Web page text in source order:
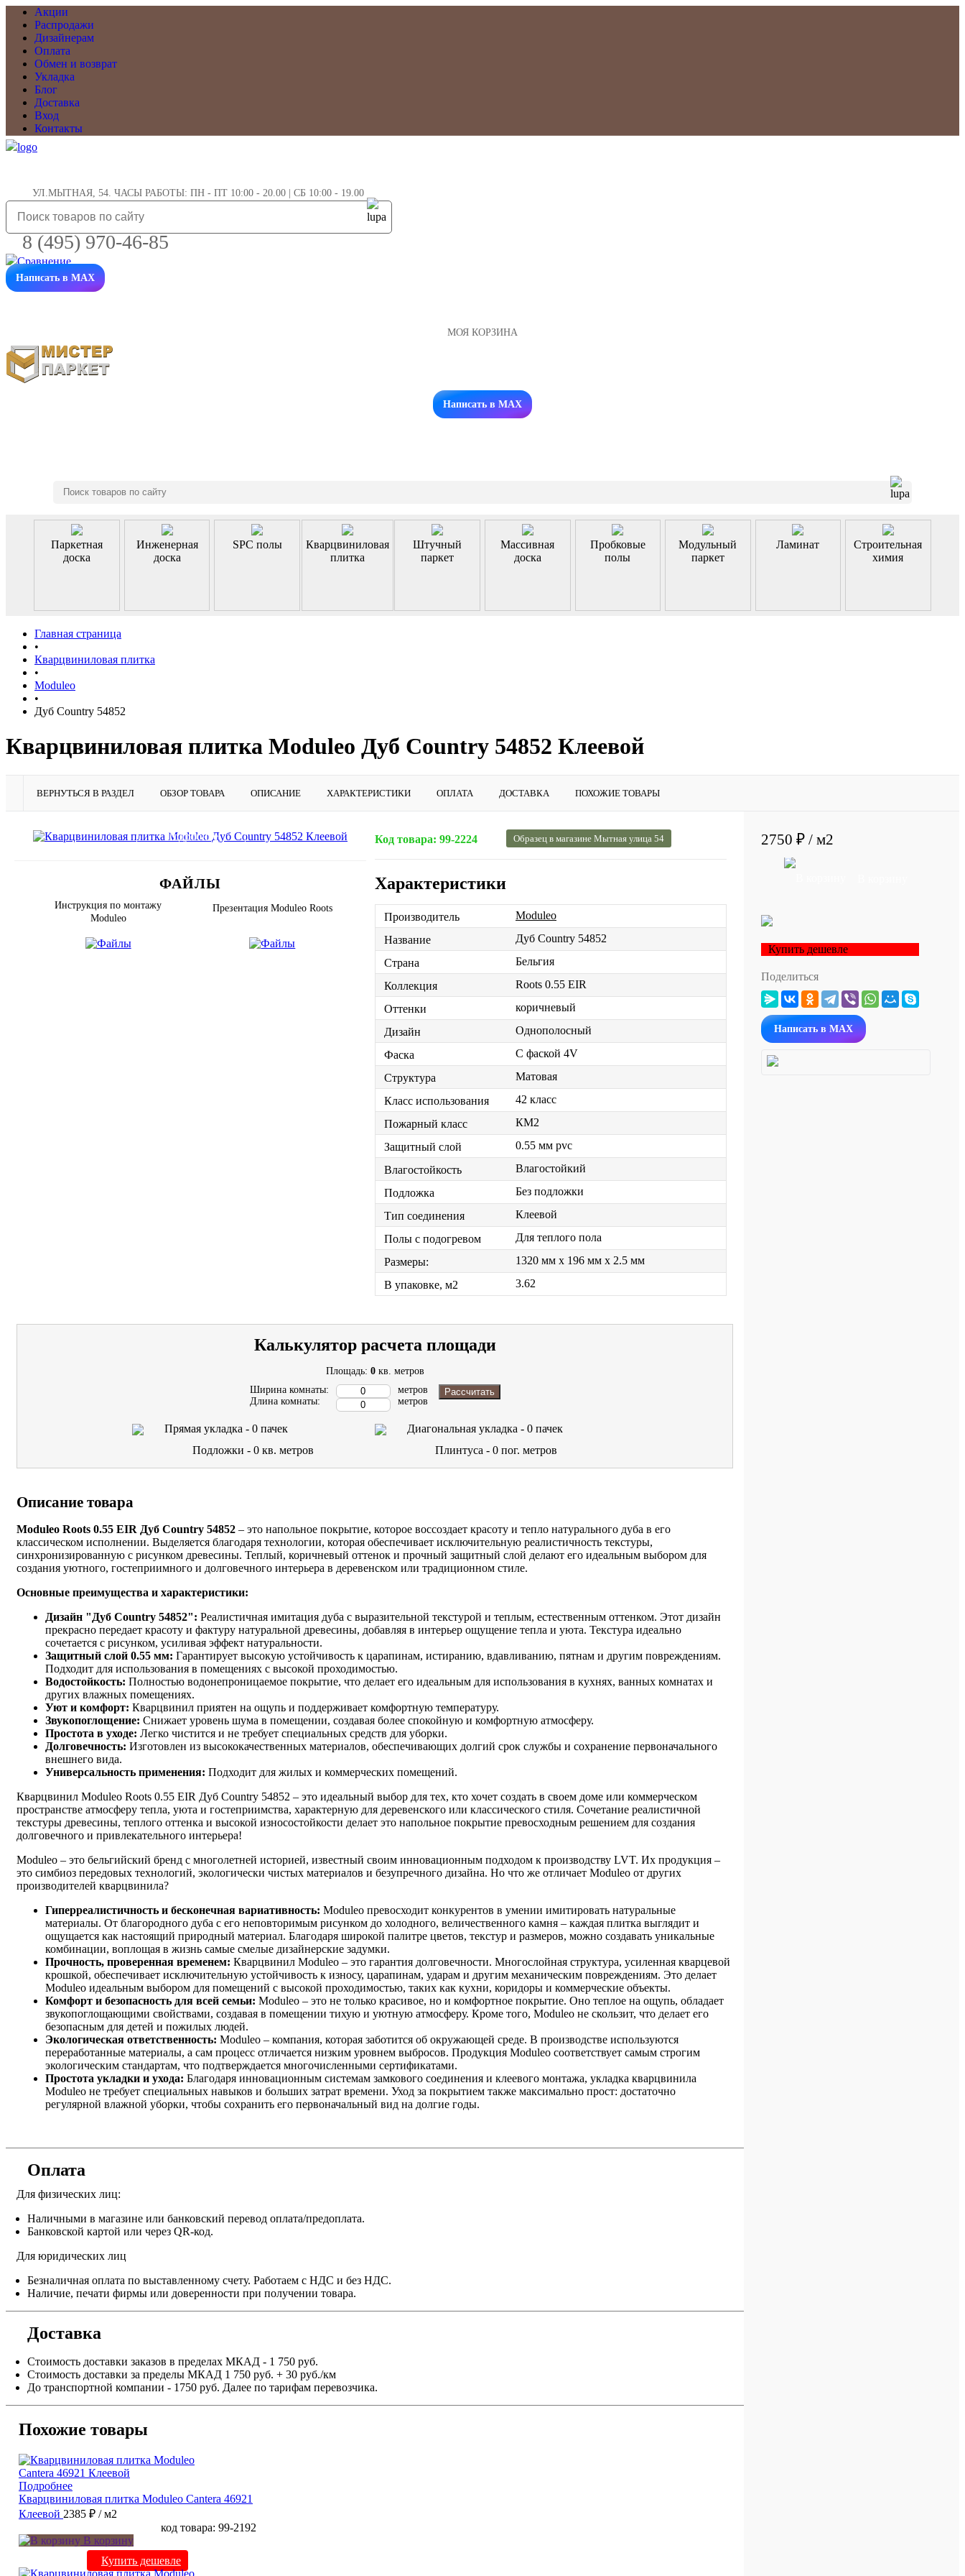
Акции
Распродажи
Дизайнерам
Оплата
Обмен и возврат
Укладка
Блог
Доставка
Вход
Контакты
УЛ.МЫТНАЯ, 54. ЧАСЫ РАБОТЫ: ПН - ПТ 10:00 - 20.00 | СБ 10:00 - 19.00
8 (495) 970-46-85
Написать в MAX
МОЯ КОРЗИНА
Заказать звонок
Написать в MAX
Паркетная
доска
Инженерная
доска
SPC полы
Кварцвиниловая
плитка
Штучный
паркет
Массивная
доска
Пробковые
полы
Модульный
паркет
Ламинат
Строительная
химия
Главная страница
•
Кварцвиниловая плитка
•
Moduleo
•
Дуб Country 54852
Кварцвиниловая плитка Moduleo Дуб Country 54852 Клеевой
ВЕРНУТЬСЯ В РАЗДЕЛ ОБЗОР ТОВАРА ОПИСАНИЕ ХАРАКТЕРИСТИКИ ОПЛАТА ДОСТАВКА ПОХОЖИЕ ТОВАРЫ
Подробнее
ФАЙЛЫ
Инструкция по монтажу
Moduleo
Презентация Moduleo Roots
Код товара: 99-2224 Образец в магазине Мытная улица 54
Характеристики
Производитель
Moduleo
Название
Дуб Country 54852
Страна
Бельгия
Коллекция
Roots 0.55 EIR
Оттенки
коричневый
Дизайн
Однополосный
Фаска
С фаской 4V
Структура
Матовая
Класс использования
42 класс
Пожарный класс
КМ2
Защитный слой
0.55 мм pvc
Влагостойкость
Влагостойкий
Подложка
Без подложки
Тип соединения
Клеевой
Полы с подогревом
Для теплого пола
Размеры:
1320 мм x 196 мм x 2.5 мм
В упаковке, м2
3.62
Калькулятор расчета площади
Площадь: 0 кв. метров
Ширина комнаты:
Длина комнаты:
метров
метров
Рассчитать
Прямая укладка - 0 пачек Диагональная укладка - 0 пачек
Подложки -0кв. метров Плинтуса -0пог. метров
Описание товара
Moduleo Roots 0.55 EIR Дуб Country 54852 – это напольное покрытие, которое воссоздает красоту и тепло натурального дуба в его
классическом исполнении. Выделяется благодаря технологии, которая обеспечивает исключительную реалистичность текстуры,
синхронизированную с рисунком древесины. Теплый, коричневый оттенок и прочный защитный слой делают его идеальным выбором для
создания уютного, гостеприимного и долговечного интерьера в деревенском или традиционном стиле.
Основные преимущества и характеристики:
Дизайн "Дуб Country 54852": Реалистичная имитация дуба с выразительной текстурой и теплым, естественным оттенком. Этот дизайн
прекрасно передает красоту и фактуру натуральной древесины, добавляя в интерьер ощущение тепла и уюта. Текстура идеально
сочетается с рисунком, усиливая эффект натуральности.
Защитный слой 0.55 мм: Гарантирует высокую устойчивость к царапинам, истиранию, вдавливанию, пятнам и другим повреждениям.
Подходит для использования в помещениях с высокой проходимостью.
Водостойкость: Полностью водонепроницаемое покрытие, что делает его идеальным для использования в кухнях, ванных комнатах и
других влажных помещениях.
Уют и комфорт: Кварцвинил приятен на ощупь и поддерживает комфортную температуру.
Звукопоглощение: Снижает уровень шума в помещении, создавая более спокойную и комфортную атмосферу.
Простота в уходе: Легко чистится и не требует специальных средств для уборки.
Долговечность: Изготовлен из высококачественных материалов, обеспечивающих долгий срок службы и сохранение первоначального
внешнего вида.
Универсальность применения: Подходит для жилых и коммерческих помещений.
Кварцвинил Moduleo Roots 0.55 EIR Дуб Country 54852 – это идеальный выбор для тех, кто хочет создать в своем доме или коммерческом
пространстве атмосферу тепла, уюта и гостеприимства, характерную для деревенского или классического стиля. Сочетание реалистичной
текстуры древесины, теплого оттенка и высокой износостойкости делает это напольное покрытие превосходным решением для создания
долговечного и привлекательного интерьера!
Moduleo – это бельгийский бренд с многолетней историей, известный своим инновационным подходом к производству LVT. Их продукция –
это симбиоз передовых технологий, экологически чистых материалов и безупречного дизайна. Но что же отличает Moduleo от других
производителей кварцвинила?
Гиперреалистичность и бесконечная вариативность: Moduleo превосходит конкурентов в умении имитировать натуральные
материалы. От благородного дуба с его неповторимым рисунком до холодного, величественного камня – каждая плитка выглядит и
ощущается как настоящий природный материал. Благодаря широкой палитре цветов, текстур и размеров, можно создавать уникальные
комбинации, воплощая в жизнь самые смелые дизайнерские задумки.
Прочность, проверенная временем: Кварцвинил Moduleo – это гарантия долговечности. Многослойная структура, усиленная кварцевой
крошкой, обеспечивает исключительную устойчивость к износу, царапинам, ударам и другим механическим повреждениям. Это делает
Moduleo идеальным выбором для помещений с высокой проходимостью, таких как кухни, коридоры и коммерческие объекты.
Комфорт и безопасность для всей семьи: Moduleo – это не только красивое, но и комфортное покрытие. Оно теплое на ощупь, обладает
звукопоглощающими свойствами, создавая в помещении тихую и уютную атмосферу. Кроме того, Moduleo не скользит, что делает его
безопасным для детей и пожилых людей.
Экологическая ответственность: Moduleo – компания, которая заботится об окружающей среде. В производстве используются
переработанные материалы, а сам процесс отличается низким уровнем выбросов. Продукция Moduleo соответствует самым строгим
экологическим стандартам, что подтверждается многочисленными сертификатами.
Простота укладки и ухода: Благодаря инновационным системам замкового соединения и клеевого монтажа, укладка кварцвинила
Moduleo не требует специальных навыков и больших затрат времени. Уход за покрытием также максимально прост: достаточно
регулярной влажной уборки, чтобы сохранить его первоначальный вид на долгие годы.
Оплата
Для физических лиц:
Наличными в магазине или банковский перевод оплата/предоплата.
Банковской картой или через QR-код.
Для юридических лиц
Безналичная оплата по выставленному счету. Работаем с НДС и без НДС.
Наличие, печати фирмы или доверенности при получении товара.
Доставка
Стоимость доставки заказов в пределах МКАД - 1 750 руб.
Стоимость доставки за пределы МКАД 1 750 руб. + 30 руб./км
До транспортной компании - 1750 руб. Далее по тарифам перевозчика.
Похожие товары
Подробнее
Кварцвиниловая плитка Moduleo Cantera 46921
Клеевой 2385 ₽ / м2
код товара: 99-2192
В корзину
Купить дешевле
2750 ₽ / м2
Купить дешевле
Поделиться
Написать в MAX